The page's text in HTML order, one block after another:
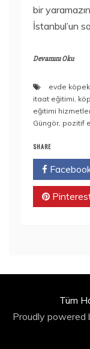
bir
İstanbul’un
Devamını Oku
evde
itaat eğitimi
eğitimi
Güngör, pozitif
SHARE
Tüm
Proudly powered